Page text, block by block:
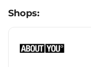
1
Shops: